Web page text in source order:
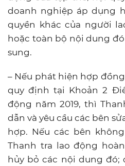
doanh nghiệp áp dụng
quyền khác của người
hoặc toàn bộ nội dung
sung.
– Nếu phát hiện hợp
quy định tại Khoản 2
động năm 2019, thì
dẫn và yêu cầu các bên
hợp. Nếu các bên
Thanh tra lao động
hủy bỏ các nội dung đó;